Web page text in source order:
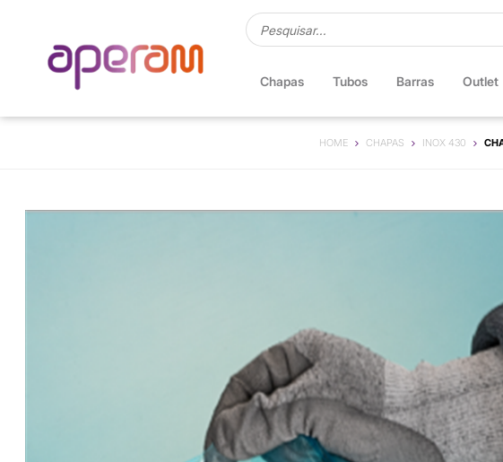
Chapas Tubos Barras Outlet
HOME CHAPAS INOX 430